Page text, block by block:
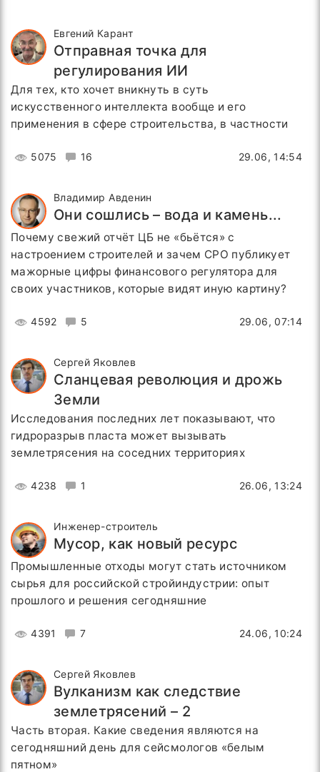
Евгений Карант
Отправная точка для
регулирования ИИ
Для тех, кто хочет вникнуть в суть
искусственного интеллекта вообще и его
применения в сфере строительства, в частности
5075 16 29.06, 14:54
Владимир Авденин
Они сошлись – вода и камень...
Почему свежий отчёт ЦБ не «бьётся» с
настроением строителей и зачем СРО публикует
мажорные цифры финансового регулятора для
своих участников, которые видят иную картину?
4592 5 29.06, 07:14
Сергей Яковлев
Сланцевая революция и дрожь
Земли
Исследования последних лет показывают, что
гидроразрыв пласта может вызывать
землетрясения на соседних территориях
4238 1 26.06, 13:24
Инженер-строитель
Мусор, как новый ресурс
Промышленные отходы могут стать источником
сырья для российской стройиндустрии: опыт
прошлого и решения сегодняшние
4391 7 24.06, 10:24
Сергей Яковлев
Вулканизм как следствие
землетрясений – 2
Часть вторая. Какие сведения являются на
сегодняшний день для сейсмологов «белым
пятном»